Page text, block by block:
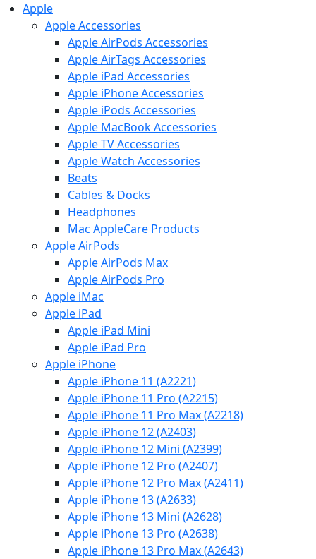
Apple
Apple Accessories
Apple AirPods Accessories
Apple AirTags Accessories
Apple iPad Accessories
Apple iPhone Accessories
Apple iPods Accessories
Apple MacBook Accessories
Apple TV Accessories
Apple Watch Accessories
Beats
Cables & Docks
Headphones
Mac AppleCare Products
Apple AirPods
Apple AirPods Max
Apple AirPods Pro
Apple iMac
Apple iPad
Apple iPad Mini
Apple iPad Pro
Apple iPhone
Apple iPhone 11 (A2221)
Apple iPhone 11 Pro (A2215)
Apple iPhone 11 Pro Max (A2218)
Apple iPhone 12 (A2403)
Apple iPhone 12 Mini (A2399)
Apple iPhone 12 Pro (A2407)
Apple iPhone 12 Pro Max (A2411)
Apple iPhone 13 (A2633)
Apple iPhone 13 Mini (A2628)
Apple iPhone 13 Pro (A2638)
Apple iPhone 13 Pro Max (A2643)